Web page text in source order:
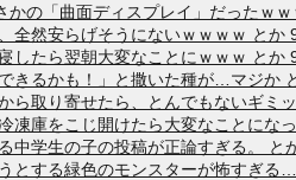
かの「曲面ディスプレイ」だったｗ
全然安らげそうにないｗｗｗｗ とか
したら翌朝大変なことにｗｗｗ とか
きるかも！」と撒いた種が…マジか
ら取り寄せたら、とんでもないギミ
凍庫をこじ開けたら大変なことにな
中学生の子の投稿が正論すぎる。 と
とする緑色のモンスターが怖すぎ